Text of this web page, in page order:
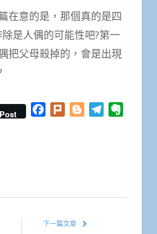
在意的是，那個真的是四
是人偶的可能性吧?第一
把父母殺掉的，會是出現
Post Facebook
Plurk BloggerTelegram
下一篇文章